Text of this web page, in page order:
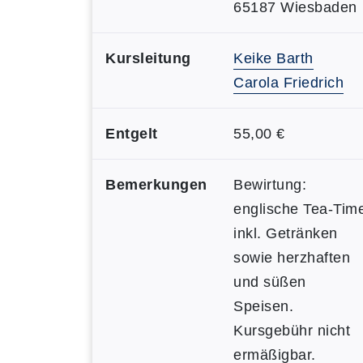
65187 Wiesbaden
Kursleitung
Keike Barth
Carola Friedrich
Entgelt 55,00 €
Bemerkungen
Bewirtung:
englische Tea-
inkl. Getränken
sowie herzhaften
und süßen
Speisen.
Kursgebühr nicht
ermäßigbar.